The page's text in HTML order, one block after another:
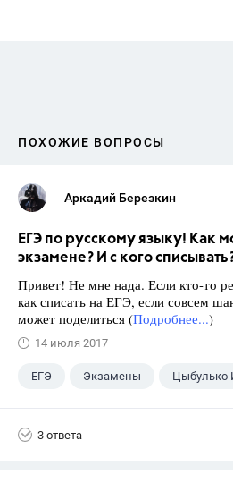
ПОХОЖИЕ ВОПРОСЫ
Аркадий Березкин
ЕГЭ по русскому языку! Как
экзамене? И с кого
Привет! Не мне нада. Если кто-то
как списать на ЕГЭ, если совсем
может поделиться (Подробнее...)
14 июля 2017
ЕГЭ Экзамены Цыбулько
3 ответа